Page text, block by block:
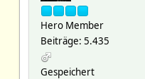
Hero Member
Beiträge: 5.435
Gespeichert